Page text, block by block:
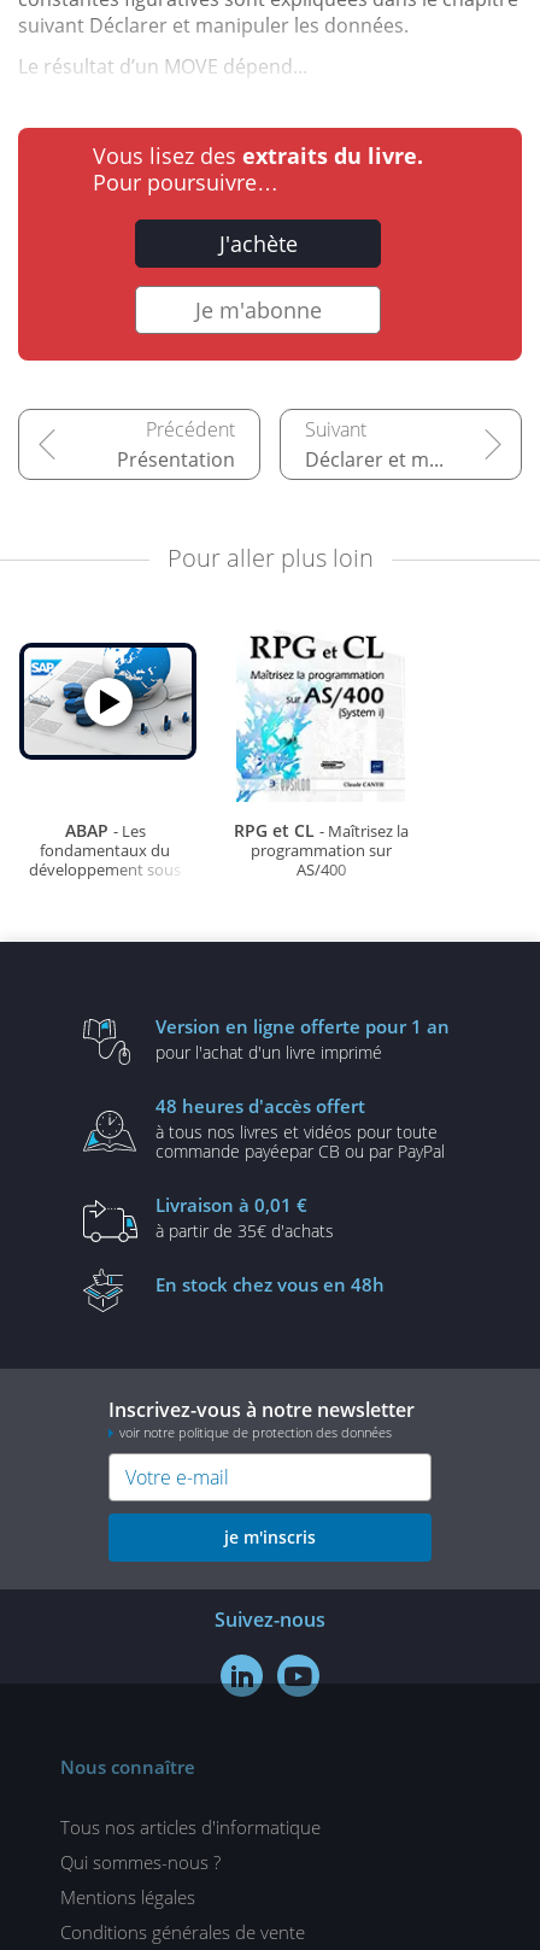
suivant Déclarer et manipuler les données.
Le résultat d’un MOVE dépend...
Vous lisez des extraits du livre.
Pour poursuivre…
J'achète
Je m'abonne
Présentation Déclarer et manipuler les données
Pour aller plus loin
ABAP - Les
fondamentaux du
développement sous
RPG et CL - Maîtrisez la
programmation sur
AS/400
Version en ligne offerte pour 1 an
pour l'achat d'un livre imprimé
48 heures d'accès offert
à tous nos livres et vidéos pour toute
commande payéepar CB ou par PayPal
Livraison à 0,01 €
à partir de 35€ d'achats
En stock chez vous en 48h
Inscrivez-vous à notre newsletter
voir notre politique de protection des données
je m'inscris
Suivez-nous
 
Nous connaître
Tous nos articles d'informatique
Qui sommes-nous ?
Mentions légales
Conditions générales de vente